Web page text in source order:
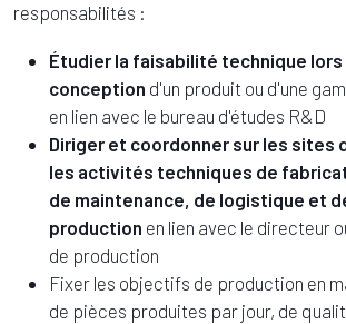
responsabilités :
Étudier la faisabilité technique lors
conception d'un produit ou d'une
en lien avec le bureau d'études R&D
Diriger et coordonner sur les sites
les activités techniques de
de maintenance, de logistique et
production en lien avec le directeur
de production
Fixer les objectifs de production en
de pièces produites par jour, de